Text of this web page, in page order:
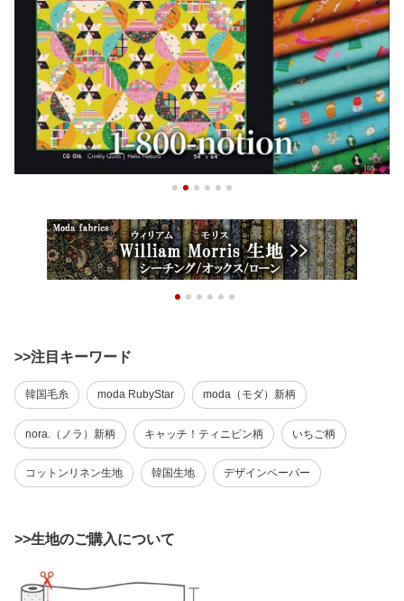
>>注目キーワード
韓国毛糸 moda RubyStar moda（モダ）新柄
nora.（ノラ）新柄 キャッチ！ティニピン柄 いちご柄
コットンリネン生地 韓国生地 デザインペーパー
>>生地のご購入について